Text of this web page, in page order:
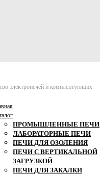
электропечей и комплектующих
ПРОМЫШЛЕННЫЕ ПЕЧИ
ЛАБОРАТОРНЫЕ ПЕЧИ
ПЕЧИ ДЛЯ ОЗОЛЕНИЯ
ПЕЧИ С ВЕРТИКАЛЬНОЙ
ЗАГРУЗКОЙ
ПЕЧИ ДЛЯ ЗАКАЛКИ